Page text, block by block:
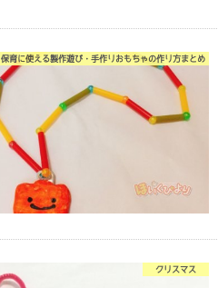
保育に使える製作遊び・手作りおもちゃの作り方まとめ
クリスマス